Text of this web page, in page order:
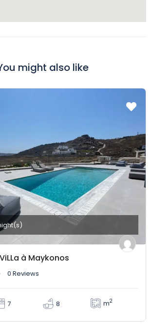
might also like
à Maykonos
0 Reviews
7 8 m2